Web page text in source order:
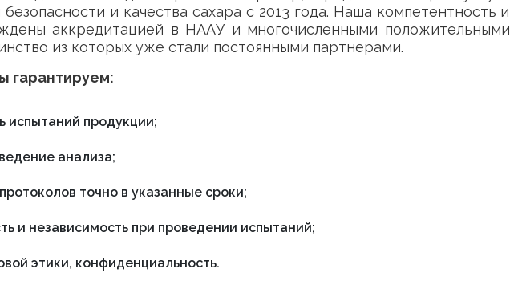
и качества сахара с 2013 года. Наша компетентность и
аккредитацией в НААУ и многочисленными положительными
из которых уже стали постоянными партнерами.
гарантируем:
испытаний продукции;
анализа;
точно в указанные сроки;
и независимость при проведении испытаний;
этики, конфиденциальность.